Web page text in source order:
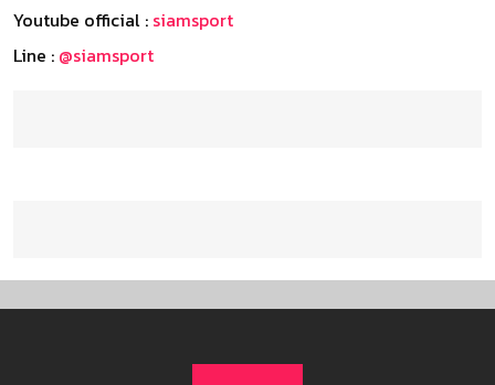
Youtube official : siamsport
Line : @siamsport